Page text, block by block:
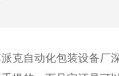
自动化包装设备厂深